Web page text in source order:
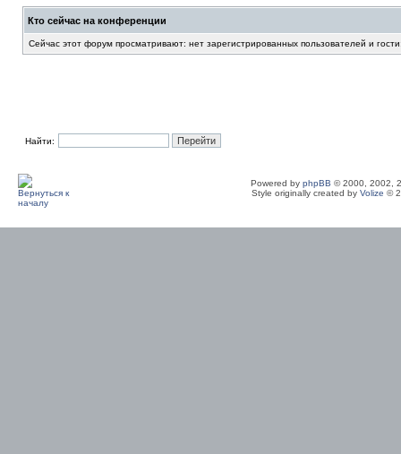
Кто сейчас на конференции
Сейчас этот форум просматривают: нет зарегистрированных пользователей и
Найти:
Powered by phpBB © 2000, 2002,
Style originally created by Volize ©